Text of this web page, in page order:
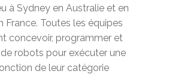
à Sydney en Australie et en
France. Toutes les équipes
concevoir, programmer et
robots pour exécuter une
de leur catégorie